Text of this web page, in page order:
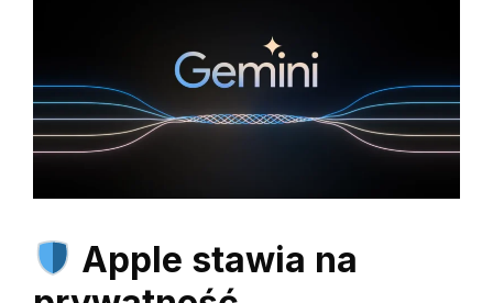
Apple stawia na